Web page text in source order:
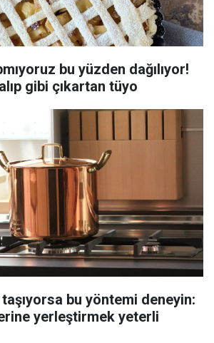
bu yüzden dağılıyor!
gibi çıkartan tüyo
bu yöntemi deneyin:
yerleştirmek yeterli